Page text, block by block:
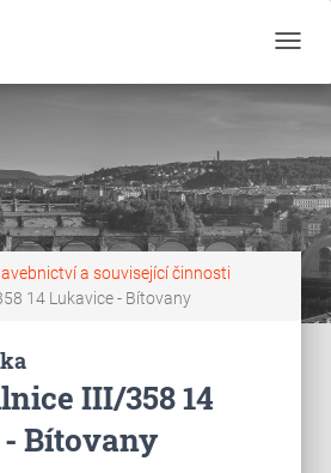
a související činnosti
14 Lukavice - Bítovany
III/358 14
Bítovany